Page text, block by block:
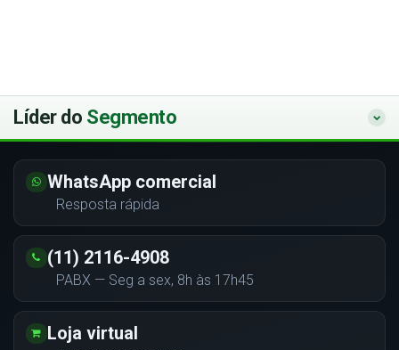
Líder do Segmento
WhatsApp comercial
Resposta rápida
(11) 2116-4908
PABX — Seg a sex, 8h às 17h45
Loja virtual